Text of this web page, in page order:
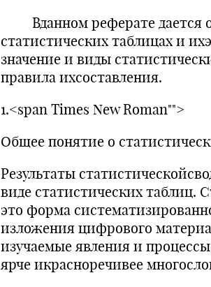
Вданном реферате дается
статистических таблицах и
значение и виды
правила ихсоставления.
1.<span Times New Roman"">
Общее понятие о
Результаты
виде статистических таблиц.
это форма
изложения цифрового
изучаемые явления и
ярче икрасноречивее